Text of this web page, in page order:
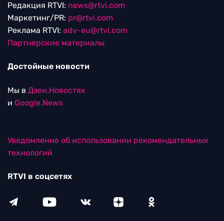
Редакция RTVI: news@rtvi.com
Маркетинг/PR: pr@rtvi.com
Реклама RTVI: adv-eu@rtvi.com
Партнерские материалы
Достойные новости
Мы в Дзен.Новостях
и Google.News
Уведомление об использовании рекомендательных
технологий
RTVI в соцсетях